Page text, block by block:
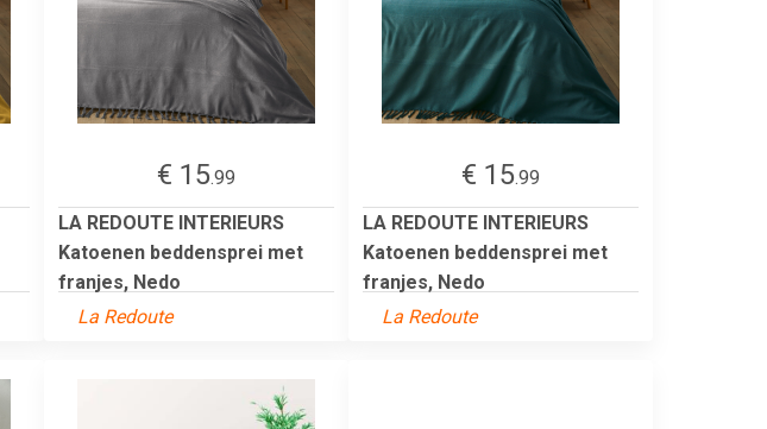
€ 15.99
LA REDOUTE INTERIEURS
Katoenen beddensprei met
franjes, Nedo
La Redoute
€ 15.99
LA REDOUTE INTERIEURS
Katoenen beddensprei met
franjes, Nedo
La Redoute